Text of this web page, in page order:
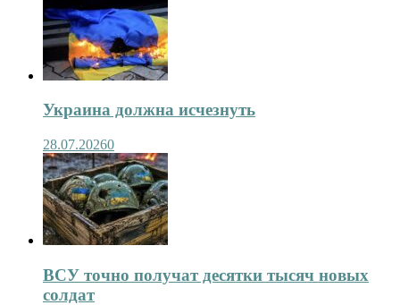
Украина должна исчезнуть
28.07.20260
ВСУ точно получат десятки тысяч новых
солдат